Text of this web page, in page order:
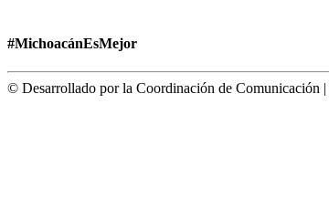
#MichoacánEsMejor
© Desarrollado por la Coordinación de Comunicación |